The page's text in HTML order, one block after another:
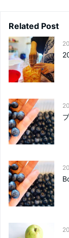
Related Post